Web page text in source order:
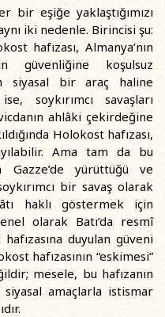
bir eşiğe yaklaştığımızı
iki nedenle. Birincisi şu:
hafızası, Almanya’nın
güvenliğine koşulsuz
siyasal bir araç haline
soykırımcı savaşları
ahlâki çekirdeğine
Holokost hafızası,
Ama tam da bu
Gazze’de yürüttüğü ve
bir savaş olarak
haklı göstermek için
olarak Batı’da resmî
duyulan güveni
hafızasının “eskimesi”
mesele, bu hafızanın
siyasal amaçlarla istismar